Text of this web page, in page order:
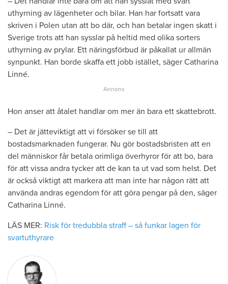
uthyrning av lägenheter och bilar. Han har fortsatt vara
skriven i Polen utan att bo där, och han betalar ingen skatt i
Sverige trots att han sysslar på heltid med olika sorters
uthyrning av prylar. Ett näringsförbud är påkallat ur allmän
synpunkt. Han borde skaffa ett jobb istället, säger Catharina
Linné.
Hon anser att åtalet handlar om mer än bara ett skattebrott.
– Det är jätteviktigt att vi försöker se till att
bostadsmarknaden fungerar. Nu gör bostadsbristen att en
del människor får betala orimliga överhyror för att bo, bara
för att vissa andra tycker att de kan ta ut vad som helst. Det
är också viktigt att markera att man inte har någon rätt att
använda andras egendom för att göra pengar på den, säger
Catharina Linné.
LÄS MER: Risk för tredubbla straff – så funkar lagen för
svartuthyrare